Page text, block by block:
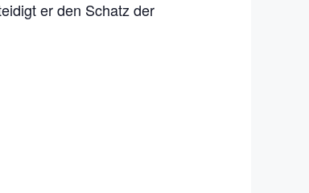
er den Schatz der